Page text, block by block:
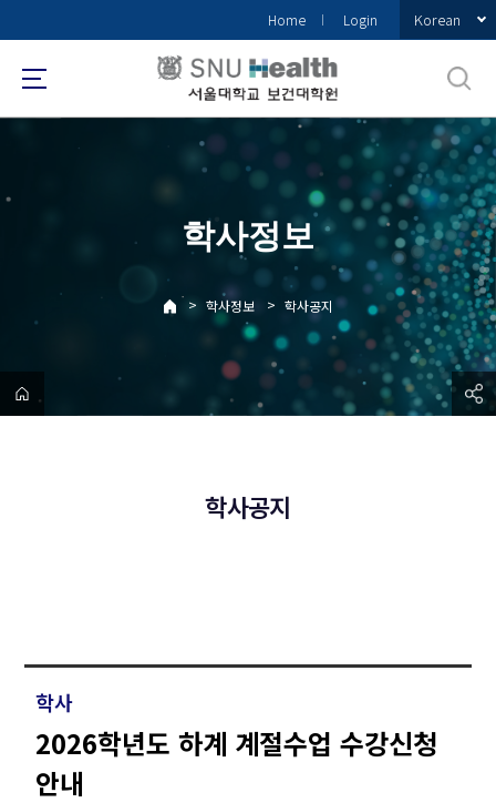
로
메
Home Login Korean
학사정보
> 학사정보 > 학사공지
학사공지
학사
2026학년도 하계 계절수업 수강신청
안내